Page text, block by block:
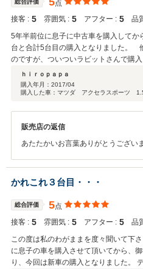
総合評価 点
接客 : 5 雰囲気 : 5 アフター : 5 品
5年半前位に息子に中古車を購入して
台と合計5台目の購入となりました。
のですが、ついついラビットさんで購
ビット！」ですかね！ 特に中古車は
ターも万全なお店を選んでしまいます
人になっての初めての自分で購入する
は無い付加価値、例えば「アフターの
「普段は目に見えないところへの気配
ています。 今度は車検でもお世話に
一つ困難を乗り越えて頑張ってください
ｈｉｒｏｐａｐａ
購入年月： 2017/04
購入した車：マツダ アクセラスポーツ
販売店の返信
あたたかいお言葉ありがとうござい
度はご迷惑をおかけした点もありま
にして日々の業務に精進してゆきま
かれこれ３台目・・・
総合評価 5点
接客 : 5 雰囲気 : 5 アフター : 5 品
この度は私のわがままを度々聞いて下
に息子の車を購入させて頂いてから、
り、今回は新車の購入となりました。